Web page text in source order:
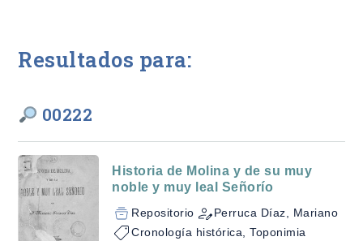
Resultados para:
00222
Historia de Molina y de su muy
noble y muy leal Señorío
Repositorio
Perruca Díaz, Mariano
Cronología histórica, Toponimia